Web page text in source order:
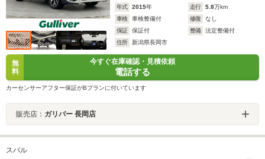
年式 2015年 走行 5.8万km
車検
車検整備付 修復
なし
保証
保証付 整備
法定整備付
住所
新潟県長岡市
無
料
今すぐ在庫確認・見積依頼
電話する
カーセンサーアフター保証がBプランに付いています
販売店： ガリバー 長岡店
スバル